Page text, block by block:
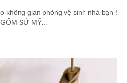
không gian phòng vệ sinh nhà bạn !
SỨ MỸ…